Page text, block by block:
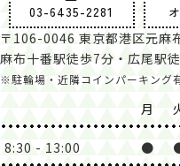
03-6435-2281
〒106-0046 東京都港区元麻
麻布十番駅徒歩7分・広尾駅
※駐輪場・近隣コインパーキング
月
8:30 - 13:00 ●